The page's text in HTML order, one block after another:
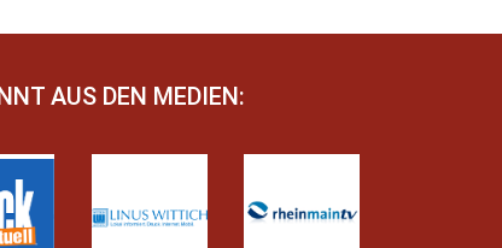
AUS DEN MEDIEN: